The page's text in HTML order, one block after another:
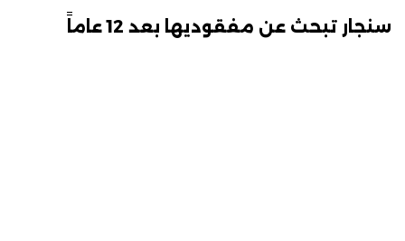
سنجار تبحث عن مفقوديها بعد 12 عاماً